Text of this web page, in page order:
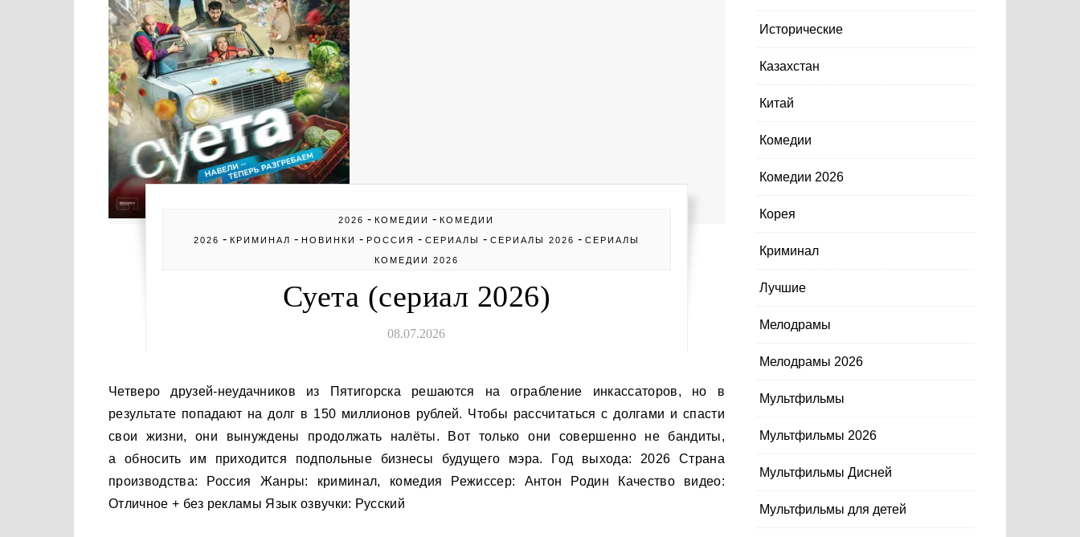
2026 -КОМЕДИИ -КОМЕДИИ
2026 - КРИМИНАЛ - НОВИНКИ - РОССИЯ - СЕРИАЛЫ - СЕРИАЛЫ 2026 - СЕРИАЛЫ
КОМЕДИИ 2026
Суета (сериал 2026)
08.07.2026
Четверо друзей-неудачников из Пятигорска решаются на ограбление инкассаторов, но в
результате попадают на долг в 150 миллионов рублей. Чтобы рассчитаться с долгами и спасти
свои жизни, они вынуждены продолжать налёты. Вот только они совершенно не бандиты,
а обносить им приходится подпольные бизнесы будущего мэра. Год выхода: 2026 Страна
производства: Россия Жанры: криминал, комедия Режиссер: Антон Родин Качество видео:
Отличное + без рекламы Язык озвучки: Русский
Исторические
Казахстан
Китай
Комедии
Комедии 2026
Корея
Криминал
Лучшие
Мелодрамы
Мелодрамы 2026
Мультфильмы
Мультфильмы 2026
Мультфильмы Дисней
Мультфильмы для детей